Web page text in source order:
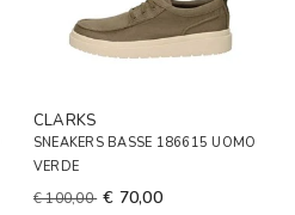
CLARKS
SNEAKERS BASSE 186615 UOMO
VERDE
€ 100,00 € 70,00